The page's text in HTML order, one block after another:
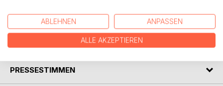
Beschreibung wie etwa Prosa.
PRESSESTIMMEN
ABLEHNEN ANPASSEN
ALLE AKZEPTIEREN